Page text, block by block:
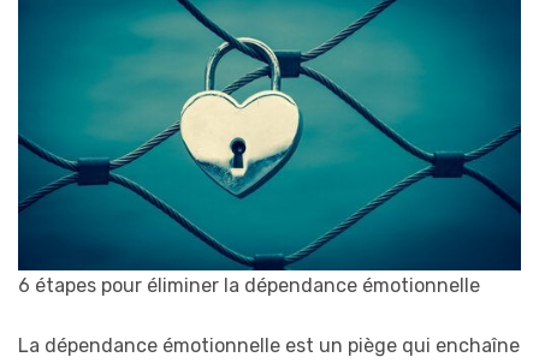
6 étapes pour éliminer la dépendance émotionnelle
La dépendance émotionnelle est un piège qui enchaîne